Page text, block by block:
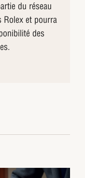
du réseau
Rolex et pourra
des